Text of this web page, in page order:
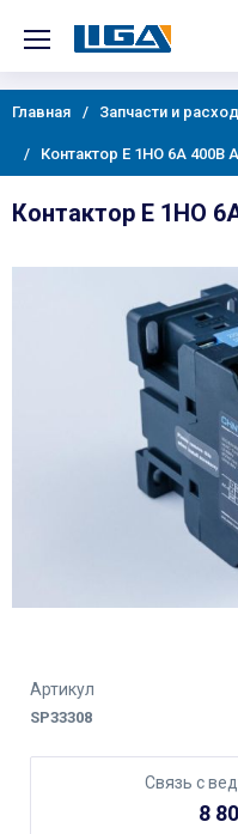
Главная Запчасти и
Контактор E 1НО 6А 400В
Контактор E 1НО
Артикул
SP33308
Связь с
8